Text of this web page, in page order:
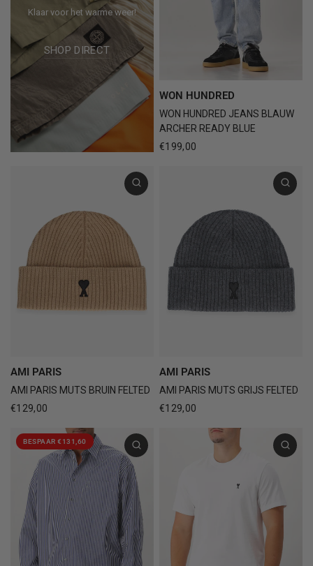
Klaar voor het warme weer!
SHOP DIRECT
WON HUNDRED
WON HUNDRED JEANS BLAUW
ARCHER READY BLUE
€199,00
AMI PARIS
AMI PARIS MUTS BRUIN FELTED
€129,00
AMI PARIS
AMI PARIS MUTS GRIJS FELTED
€129,00
BESPAAR €131,60